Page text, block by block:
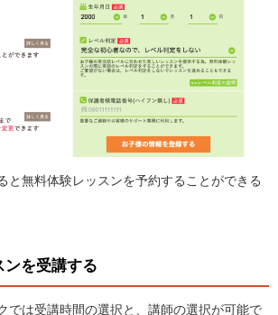
と無料体験レッスンを予約することができる
ンを受講する
では受講時間の選択と、講師の選択が可能で